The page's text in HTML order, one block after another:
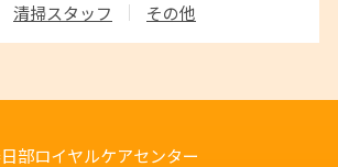
清掃スタッフ その他
部ロイヤルケアセンター